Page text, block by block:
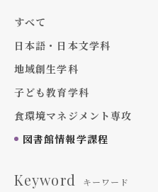
すべて
日本語・日本文学科
地域創生学科
子ども教育学科
食環境マネジメント専攻
図書館情報学課程
Keyword キーワード